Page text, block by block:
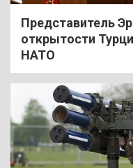
Представитель
открытости
НАТО